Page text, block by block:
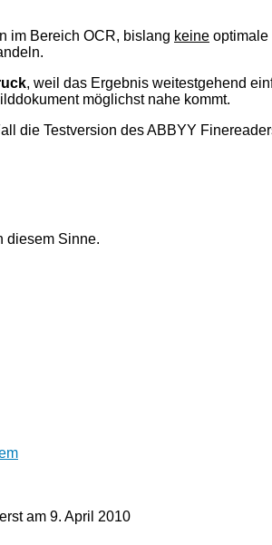
im Bereich OCR, bislang keine optimale
, weil das Ergebnis weitestgehend
möglichst nahe kommt.
die Testversion des ABBYY
diesem Sinne.
am 9. April 2010